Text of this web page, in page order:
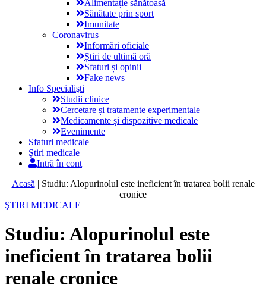
Alimentație sănătoasă
Sănătate prin sport
Imunitate
Coronavirus
Informări oficiale
Știri de ultimă oră
Sfaturi și opinii
Fake news
Info Specialişti
Studii clinice
Cercetare și tratamente experimentale
Medicamente și dispozitive medicale
Evenimente
Sfaturi medicale
Ştiri medicale
Intră în cont
Acasă | Studiu: Alopurinolul este ineficient în tratarea bolii renale
cronice
ŞTIRI MEDICALE
Studiu: Alopurinolul este
ineficient în tratarea bolii
renale cronice